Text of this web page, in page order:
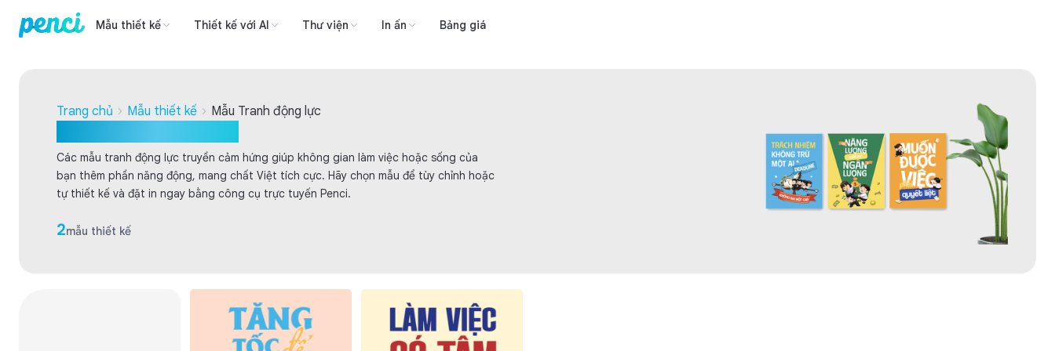
Mẫu thiết kế Thiết kế với AI Thư viện In ấn Bảng giá
Trang chủ Mẫu thiết kế Mẫu Tranh động lực
Các mẫu tranh động lực truyền cảm hứng giúp không gian làm việc hoặc sống của
bạn thêm phần năng động, mang chất Việt tích cực. Hãy chọn mẫu để tùy chỉnh hoặc
tự thiết kế và đặt in ngay bằng công cụ trực tuyến Penci.
2mẫu thiết kế